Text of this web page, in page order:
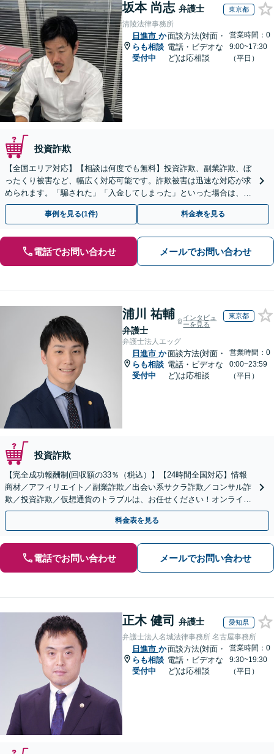
坂本 尚志 弁護士 東京都
清陵法律事務所
日進市 か
らも相談
受付中
面談方法(対面・
電話・ビデオな
ど)は応相談
営業時間：0
9:00~17:30
（平日）
投資詐欺
【全国エリア対応】【相談は何度でも無料】投資詐欺、副業詐欺、ぼ
ったくり被害など、幅広く対応可能です。詐欺被害は迅速な対応が求
められます。「騙された」「入金してしまった」といった場合は、お
早めにご相談ください。【電話・メール・WEB相談可】
事例を見る(1件) 料金表を見る
電話でお問い合わせ メールでお問い合わせ
浦川 祐輔
弁護士
インタビュ
ーを見る
東京都
弁護士法人エッグ
日進市 か
らも相談
受付中
面談方法(対面・
電話・ビデオな
ど)は応相談
営業時間：0
0:00~23:59
（平日）
投資詐欺
【完全成功報酬制(回収額の33％（税込）】【24時間全国対応】情報
商材／アフィリエイト／副業詐欺／出会い系サクラ詐欺／コンサル詐
欺／投資詐欺／仮想通貨のトラブルは、お任せください！オンライン
のみで解決も可能！
料金表を見る
電話でお問い合わせ メールでお問い合わせ
正木 健司 弁護士 愛知県
弁護士法人名城法律事務所 名古屋事務所
日進市 か
らも相談
受付中
面談方法(対面・
電話・ビデオな
ど)は応相談
営業時間：0
9:30~19:30
（平日）